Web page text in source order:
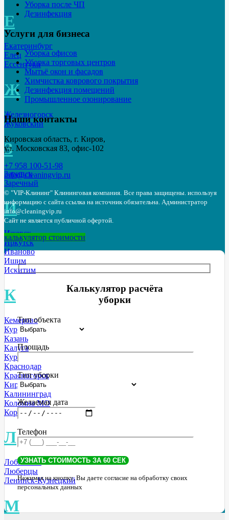
Е
Екатеринбург
Елец
Ессентуки
Ж
Железногорск
Жуковский
З
Заринск
Заречный
И
Ижевск
Иркутск
Иваново
Ишим
Искитим
К
Кемерово
Курск
Казань
Калуга
Курган
Краснодар
Красногорск
Киров
Калининград
Коломна МО
Королев МО
Л
Лобня МО
Люберцы
Ленинск-Кузнецкий
М
Уборка после ЧП
Дезинфекция
Услуги для бизнеса
Уборка офисов
Уборка торговых центров
Мытьё окон и фасадов
Химчистка коврового покрытия
Дезинфекция помещений
Промышленное озонирование
Наши контакты
Кировская область, г. Киров,
ул. Московская 83, офис-102
+7 958 100-51-98
info@cleaningvip.ru
© "VIP-Клининг" Клининговая компания. Все права защищены. используя
информацию с сайта ссылка на источник обязательна. Администратор
info@cleaningvip.ru
Сайт не является публичной офертой.
калькулятор стоимости
Калькулятор расчёта
уборки
Тип объекта
Площадь
Тип уборки
Желаемая дата
Телефон
Нажимая на кнопку, Вы даете согласие на обработку своих
персональных данных